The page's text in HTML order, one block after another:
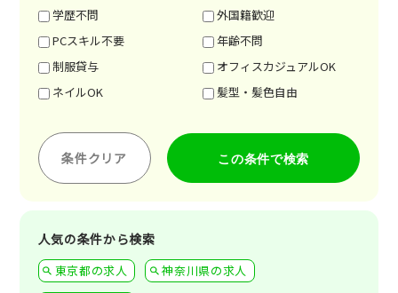
学歴不問
外国籍歓迎
PCスキル不要
年齢不問
制服貸与
オフィスカジュアルOK
ネイルOK
髪型・髪色自由
条件クリア
人気の条件から検索
東京都の求人
神奈川県の求人